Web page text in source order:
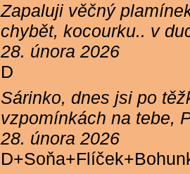
Zapaluji věčný
chybět, kocourku.. v
28. února 2026
D
Sárinko, dnes jsi po
vzpomínkách na tebe,
28. února 2026